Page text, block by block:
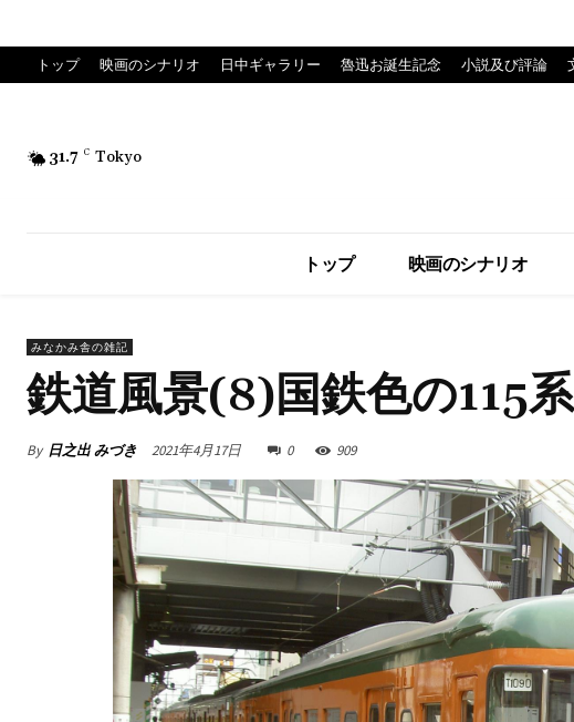
トップ 映画のシナリオ 日中ギャラリー 魯迅お誕生記念 小説及び評論
31.7 C Tokyo
トップ 映画のシナリオ
みなかみ舎の雑記
鉄道風景(8)国鉄色の115系
By 日之出 みづき 2021年4月17日 0 909